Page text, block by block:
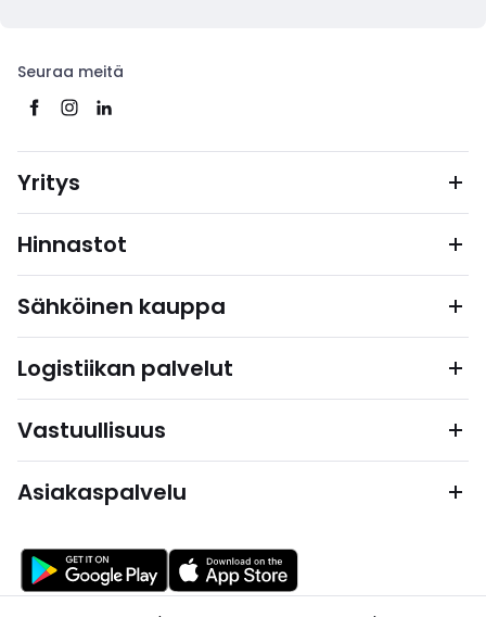
Seuraa meitä
Yritys
Hinnastot
Sähköinen kauppa
Logistiikan palvelut
Vastuullisuus
Asiakaspalvelu